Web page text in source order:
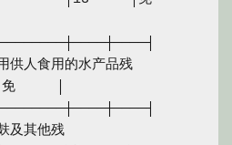
供人食用的水产品残
　　　│
及其他残